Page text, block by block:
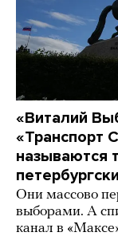
«Виталий
«Транспорт
называются
Они массово
выборами. А
канал в